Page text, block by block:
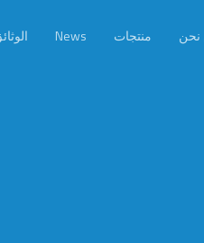
منتجات News